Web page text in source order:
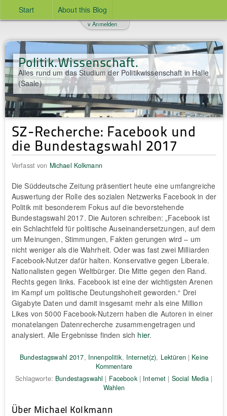
Start About this Blog
Politik.Wissenschaft.
Alles rund um das Studium der Politikwissenschaft in Halle
(Saale)
v Anmelden
SZ-Recherche: Facebook und
die Bundestagswahl 2017
Verfasst von Michael Kolkmann
Die Süddeutsche Zeitung präsentiert heute eine umfangreiche
Auswertung der Rolle des sozialen Netzwerks Facebook in der
Politik mit besonderem Fokus auf die bevorstehende
Bundestagswahl 2017. Die Autoren schreiben: „Facebook ist
ein Schlachtfeld für politische Auseinandersetzungen, auf dem
um Meinungen, Stimmungen, Fakten gerungen wird – um
nicht weniger als die Wahrheit. Oder was fast zwei Milliarden
Facebook-Nutzer dafür halten. Konservative gegen Liberale.
Nationalisten gegen Weltbürger. Die Mitte gegen den Rand.
Rechts gegen links. Facebook ist eine der wichtigsten Arenen
im Kampf um politische Deutungshoheit geworden.“ Drei
Gigabyte Daten und damit insgesamt mehr als eine Million
Likes von 5000 Facebook-Nutzern haben die Autoren in einer
monatelangen Datenrecherche zusammengetragen und
analysiert. Alle Ergebnisse finden sich hier.
Bundestagswahl 2017, Innenpolitik, Internet(z), Lektüren| Keine
Kommentare
Schlagworte: Bundestagswahl | Facebook| Internet | Social Media |
Wahlen
Über Michael Kolkmann